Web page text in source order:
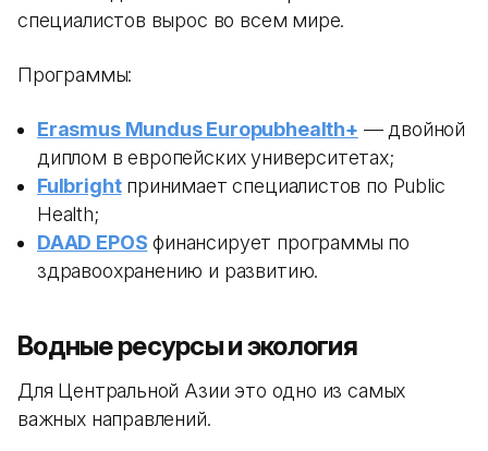
специалистов вырос во всем мире.
Программы:
Erasmus Mundus Europubhealth+ — двойной
диплом в европейских университетах;
Fulbrightпринимает специалистов по Public
Health;
DAAD EPOS финансирует программы по
здравоохранению и развитию.
Водные ресурсы и экология
Для Центральной Азии это одно из самых
важных направлений.